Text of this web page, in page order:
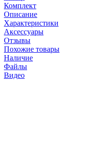
Комплект
Описание
Характеристики
Аксессуары
Отзывы
Похожие товары
Наличие
Файлы
Видео